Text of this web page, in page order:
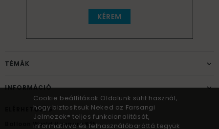
KÉREM
TÉMÁK
INFORMÁCIÓ
ELÉRHETŐSÉG
Balloon World Hungary Kft.
Cookie beállítások Oldalunk sütit használ,
hogy biztosítsuk Neked az Farsangi
Jelmezek® teljes funkcionalitását,
informatívvá és felhasználóbaráttá tegyük